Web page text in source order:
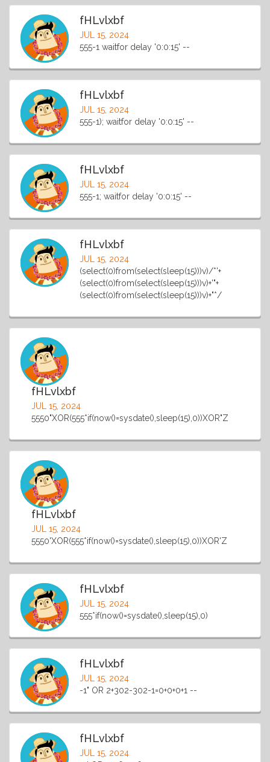
fHLvlxbf
JUL 15, 2024
555-1 waitfor delay '0:0:15' --
fHLvlxbf
JUL 15, 2024
555-1); waitfor delay '0:0:15' --
fHLvlxbf
JUL 15, 2024
555-1; waitfor delay '0:0:15' --
fHLvlxbf
JUL 15, 2024
(select(0)from(select(sleep(15)))v)/*'+
(select(0)from(select(sleep(15)))v)+'"+
(select(0)from(select(sleep(15)))v)+"*/
fHLvlxbf
JUL 15, 2024
5550"XOR(555*if(now()=sysdate(),sleep(15),0))XOR"Z
fHLvlxbf
JUL 15, 2024
5550'XOR(555*if(now()=sysdate(),sleep(15),0))XOR'Z
fHLvlxbf
JUL 15, 2024
555*if(now()=sysdate(),sleep(15),0)
fHLvlxbf
JUL 15, 2024
-1" OR 2+302-302-1=0+0+0+1 --
fHLvlxbf
JUL 15, 2024